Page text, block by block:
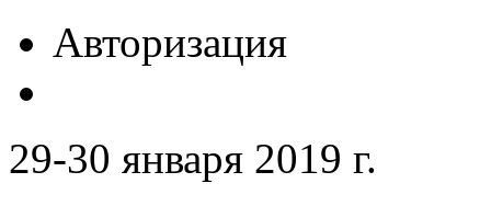
Авторизация
29-30 января 2019 г.